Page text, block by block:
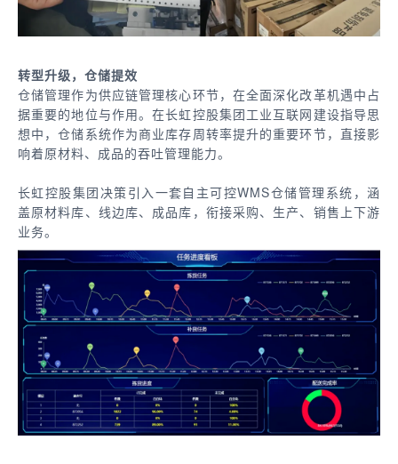
转型升级，仓储提效
仓储管理作为供应链管理核心环节，在全面深化改革机遇中占
据重要的地位与作用。在长虹控股集团工业互联网建设指导思
想中，仓储系统作为商业库存周转率提升的重要环节，直接影
响着原材料、成品的吞吐管理能力。
长虹控股集团决策引入一套自主可控WMS仓储管理系统，涵
盖原材料库、线边库、成品库，衔接采购、生产、销售上下游
业务。